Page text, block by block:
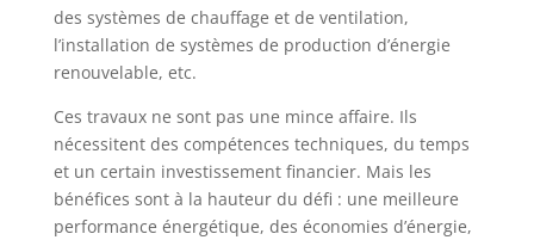
des systèmes de chauffage et de ventilation,
l’installation de systèmes de production d’énergie
renouvelable, etc.
Ces travaux ne sont pas une mince affaire. Ils
nécessitent des compétences techniques, du temps
et un certain investissement financier. Mais les
bénéfices sont à la hauteur du défi : une meilleure
performance énergétique, des économies d’énergie,